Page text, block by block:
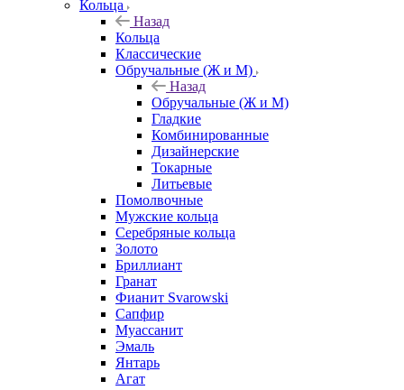
Кольца
Назад
Кольца
Классические
Обручальные (Ж и М)
Назад
Обручальные (Ж и М)
Гладкие
Комбинированные
Дизайнерские
Токарные
Литьевые
Помолвочные
Мужские кольца
Серебряные кольца
Золото
Бриллиант
Гранат
Фианит Svarowski
Сапфир
Муассанит
Эмаль
Янтарь
Агат